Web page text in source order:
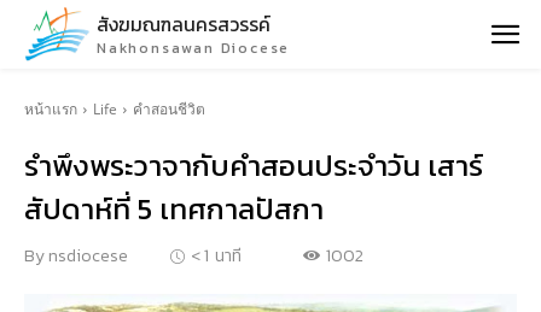
สังฆมณฑลนครสวรรค์
Nakhonsawan Diocese
หน้าแรก Life คำสอนชีวิต
รำพึงพระวาจากับคำสอนประจำวัน เสาร์
สัปดาห์ที่ 5 เทศกาลปัสกา
Bynsdiocese < 1 นาที 1002